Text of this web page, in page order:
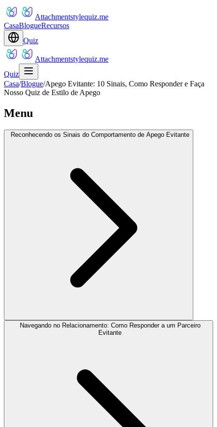
Attachmentstylequiz.me
CasaBlogueRecursos
Quiz
Attachmentstylequiz.me
Quiz
Casa/Blogue/Apego Evitante: 10 Sinais, Como Responder e Faça
Nosso Quiz de Estilo de Apego
Menu
Reconhecendo os Sinais do Comportamento de Apego Evitante
Navegando no Relacionamento: Como Responder a um Parceiro
Evitante